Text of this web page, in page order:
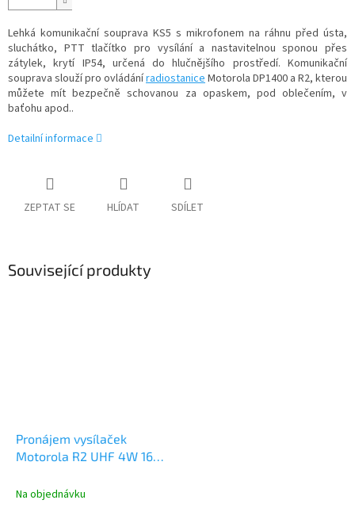
Lehká komunikační souprava KS5 s mikrofonem na ráhnu před ústa,
sluchátko, PTT tlačítko pro vysílání a nastavitelnou sponou přes
zátylek, krytí IP54, určená do hlučnějšího prostředí. Komunikační
souprava slouží pro ovládáníradiostaniceMotorola DP1400 a R2, kterou
můžete mít bezpečně schovanou za opaskem, pod oblečením, v
baťohu apod..
Detailní informace
ZEPTAT SE HLÍDAT SDÍLET
Související produkty
Pronájem vysílaček
Motorola R2 UHF 4W 16k,
Na objednávku